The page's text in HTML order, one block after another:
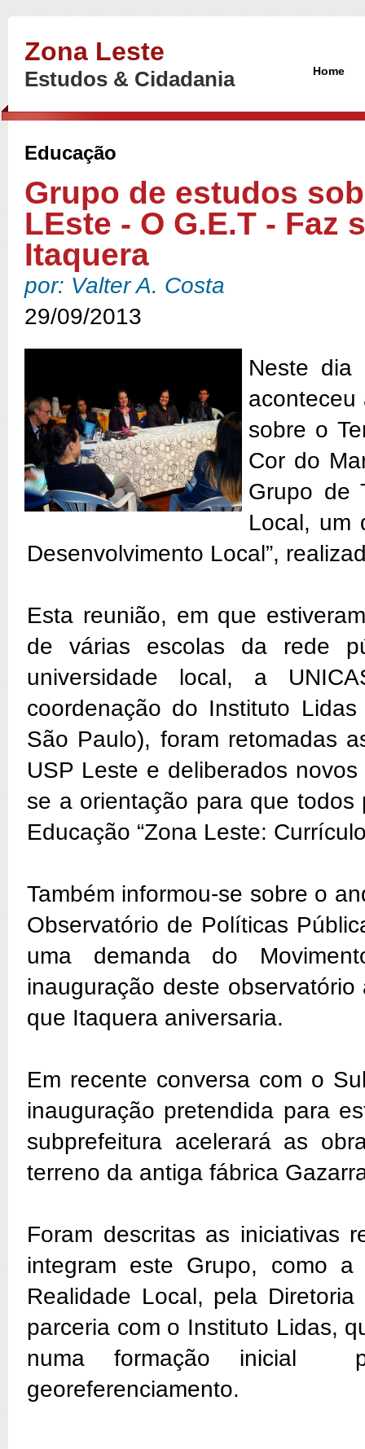
Zona Leste
Estudos & Cidadania Home
Educação
Grupo de estudos
LEste - O G.E.T - Faz
Itaquera
por: Valter A. Costa
29/09/2013
Neste dia
aconteceu
sobre o
Cor do
Grupo de
Local, um
Desenvolvimento Local”,
Esta reunião, em que
de várias escolas da rede
universidade local, a
coordenação do Instituto
São Paulo), foram retomadas
USP Leste e deliberados
se a orientação para que todos
Educação “Zona Leste:
Também informou-se sobre o
Observatório de Políticas
uma demanda do
inauguração deste
que Itaquera aniversaria.
Em recente conversa com o
inauguração pretendida para
subprefeitura acelerará as
terreno da antiga fábrica
Foram descritas as iniciativas
integram este Grupo, como
Realidade Local, pela
parceria com o Instituto Lidas,
numa formação inicial
georeferenciamento.